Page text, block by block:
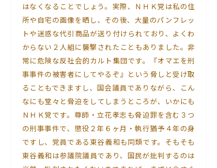
はなくなることでしょう。実際、ＮＨＫ党は私の住
所や自宅の画像を晒し、その後、大量のパンフレッ
トや迷惑な代引商品が送り付けられており、よくわ
からない２人組に襲撃されたこともありました。非
常に危険な反社会的カルト集団です。『オマエを刑
事事件の被害者にしてやるぞ』という脅しと受け取
ることもできますし、国会議員でありながら、こん
なにも堂々と脅迫をしてしまうところが、いかにも
ＮＨＫ党です。尊師・立花孝志も脅迫罪を含む３つ
の刑事事件で、懲役２年６ヶ月・執行猶予４年の身
ですし、党員である東谷義和も同類です。そもそも
東谷義和は参議院議員であり、国民が批判するのは